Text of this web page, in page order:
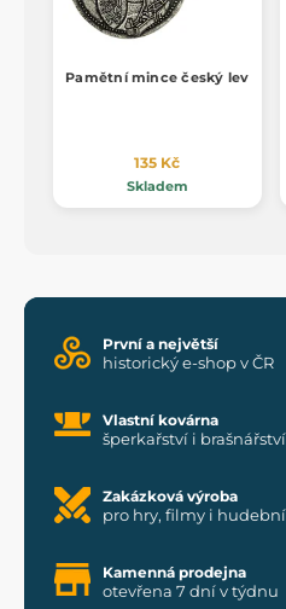
Pamětní mince český lev
135 Kč
Skladem
První a největší
historický e-shop v ČR
Vlastní kovárna
šperkařství i brašnářství
Zakázková výroba
pro hry, filmy i
Kamenná prodejna
otevřena 7 dní v týdnu